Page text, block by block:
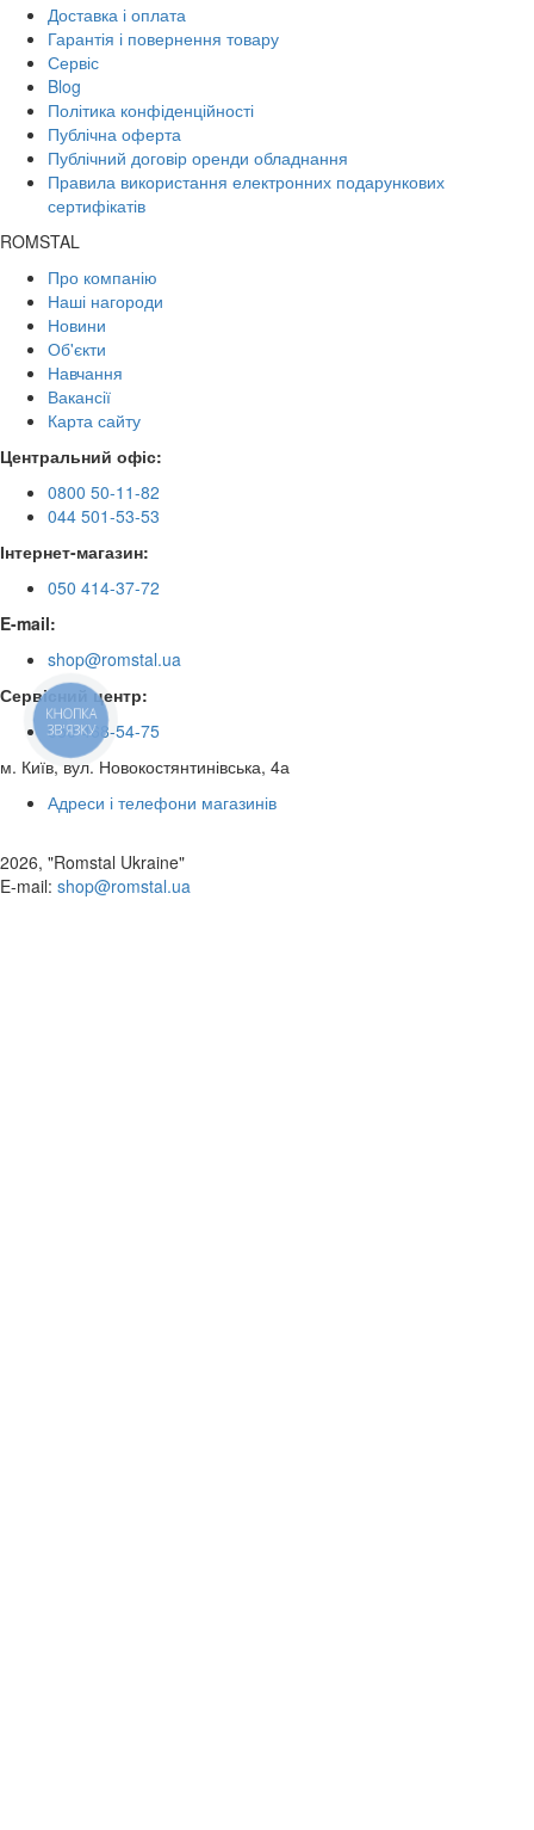
Доставка і оплата
Гарантія і повернення товару
Сервіс
Blog
Політика конфіденційності
Публічна оферта
Публічний договір оренди обладнання
Правила використання електронних подарункових
сертифікатів
ROMSTAL
Про компанію
Наші нагороди
Новини
Об'єкти
Навчання
Вакансії
Карта сайту
Центральний офіс:
0800 50-11-82
044 501-53-53
Інтернет-магазин:
050 414-37-72
E-mail:
shop@romstal.ua
Сервісний центр:
050 468-54-75
м. Київ, вул. Новокостянтинівська, 4а
Адреси і телефони магазинів
2026, "Romstal Ukraine"
​E-mail: shop@romstal.ua
КНОПКА
ЗВ'ЯЗКУ